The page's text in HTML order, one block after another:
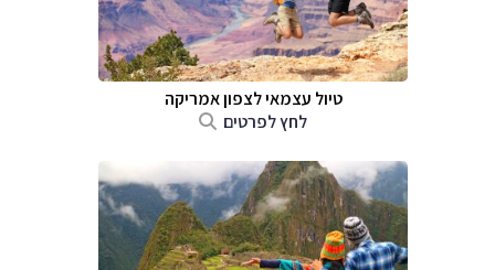
טיול עצמאי לצפון אמריקה
לחץ לפרטים